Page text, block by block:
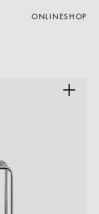
ONLINESHOP